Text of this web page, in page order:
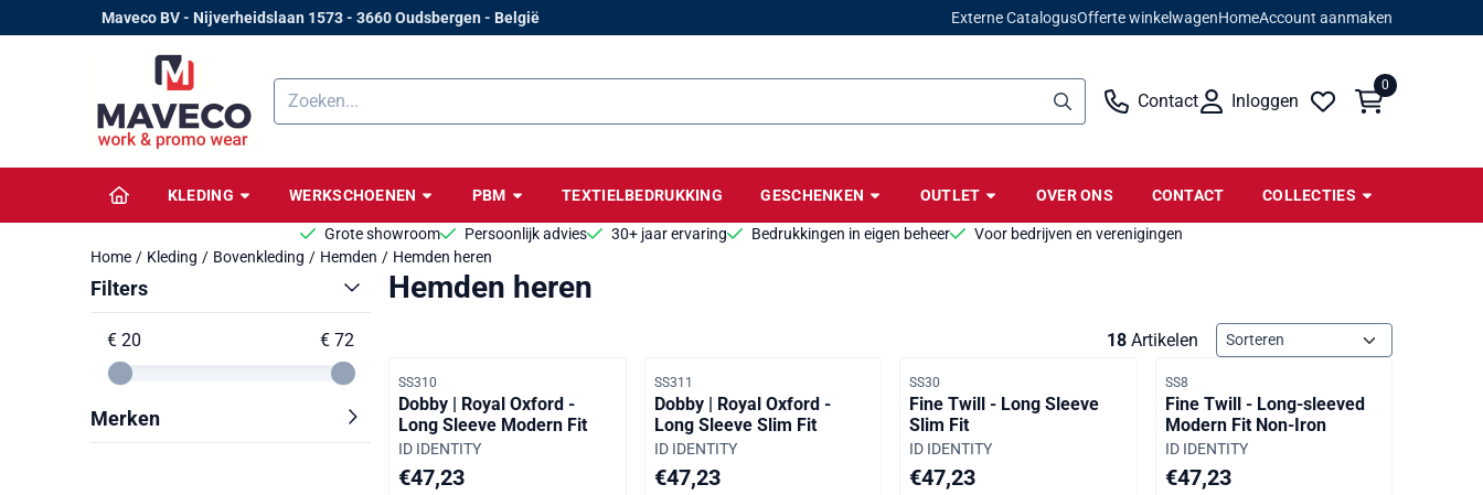
Cookievoorkeuren zijn beschikbaar. Kies instellingen of sta alle cookies toe.
Maveco BV - Nijverheidslaan 1573 - 3660 Oudsbergen - België Externe CatalogusOfferte winkelwagenHomeAccount aanmaken
Zoeken
Contact Inloggen
0
KLEDING WERKSCHOENEN PBM TEXTIELBEDRUKKING GESCHENKEN OUTLET OVER ONS CONTACT COLLECTIES
Grote showroom Persoonlijk advies 30+ jaar ervaring Bedrukkingen in eigen beheer
Voor bedrijven en verenigingen
Home / Kleding / Bovenkleding / Hemden / Hemden heren
Filters
€ 20 € 72
Merken
Hemden heren
18 Artikelen Sorteermethode
Artikelnummer
SS310
Dobby | Royal Oxford -
Long Sleeve Modern Fit
Merk:
ID IDENTITY
Prijs: 47,23, inclusief btw: 57,15
€47,23
Artikelnummer
SS311
Dobby | Royal Oxford -
Long Sleeve Slim Fit
Merk:
ID IDENTITY
Prijs op aanvraag, inclusief btw: 57,15
€47,23
Artikelnummer
SS30
Fine Twill - Long Sleeve
Slim Fit
Merk:
ID IDENTITY
Prijs op aanvraag, inclusief btw: 57,15
€47,23
Artikelnummer
SS8
Fine Twill - Long-sleeved
Modern Fit Non-Iron
Merk:
ID IDENTITY
Prijs op aanvraag, inclusief btw: 57,15
€47,23